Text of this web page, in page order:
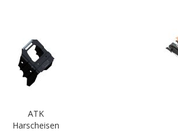
ATK
Harscheisen